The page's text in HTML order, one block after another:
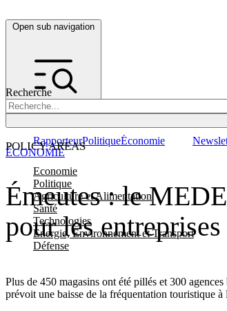
Open sub navigation
Recherche
POLICY AREAS
Economie
Politique
Agriculture et Alimentation
Santé
Technologies
Energie, Environnement et Transport
Défense
RapporteurPolitiqueÉconomie
Émeutes : le
pour les entreprises
Plus de 450 magasins ont été pillés et 300
prévoit une baisse de la fréquentation touristique à
ÉCONOMIE